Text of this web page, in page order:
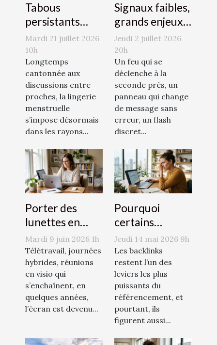
Tabous
persistants
autour de la
lingerie
menstruelle : la
parole des
utilisatrices
Mardi 21 juillet 2026
10h
Longtemps
cantonnée aux
discussions entre
proches, la lingerie
menstruelle
s’impose désormais
dans les rayons...
Signaux faibles,
grands enjeux :
la subtilité de la
communication
lumineuse
Jeudi 2 juillet 2026
20h
Un feu qui se
déclenche à la
seconde près, un
panneau qui change
de message sans
erreur, un flash
discret...
Porter des
lunettes en
télétravail :
nouvelles
règles,
nouveaux
besoins
Mardi 9 juin 2026 1h
Télétravail, journées
hybrides, réunions
en visio qui
s’enchaînent, en
quelques années,
l’écran est devenu...
Pourquoi
certains
backlinks
nuisent à votre
seo sans que
vous le sachiez
Jeudi 14 mai 2026 9h
Les backlinks
restent l’un des
leviers les plus
puissants du
référencement, et
pourtant, ils
figurent aussi...